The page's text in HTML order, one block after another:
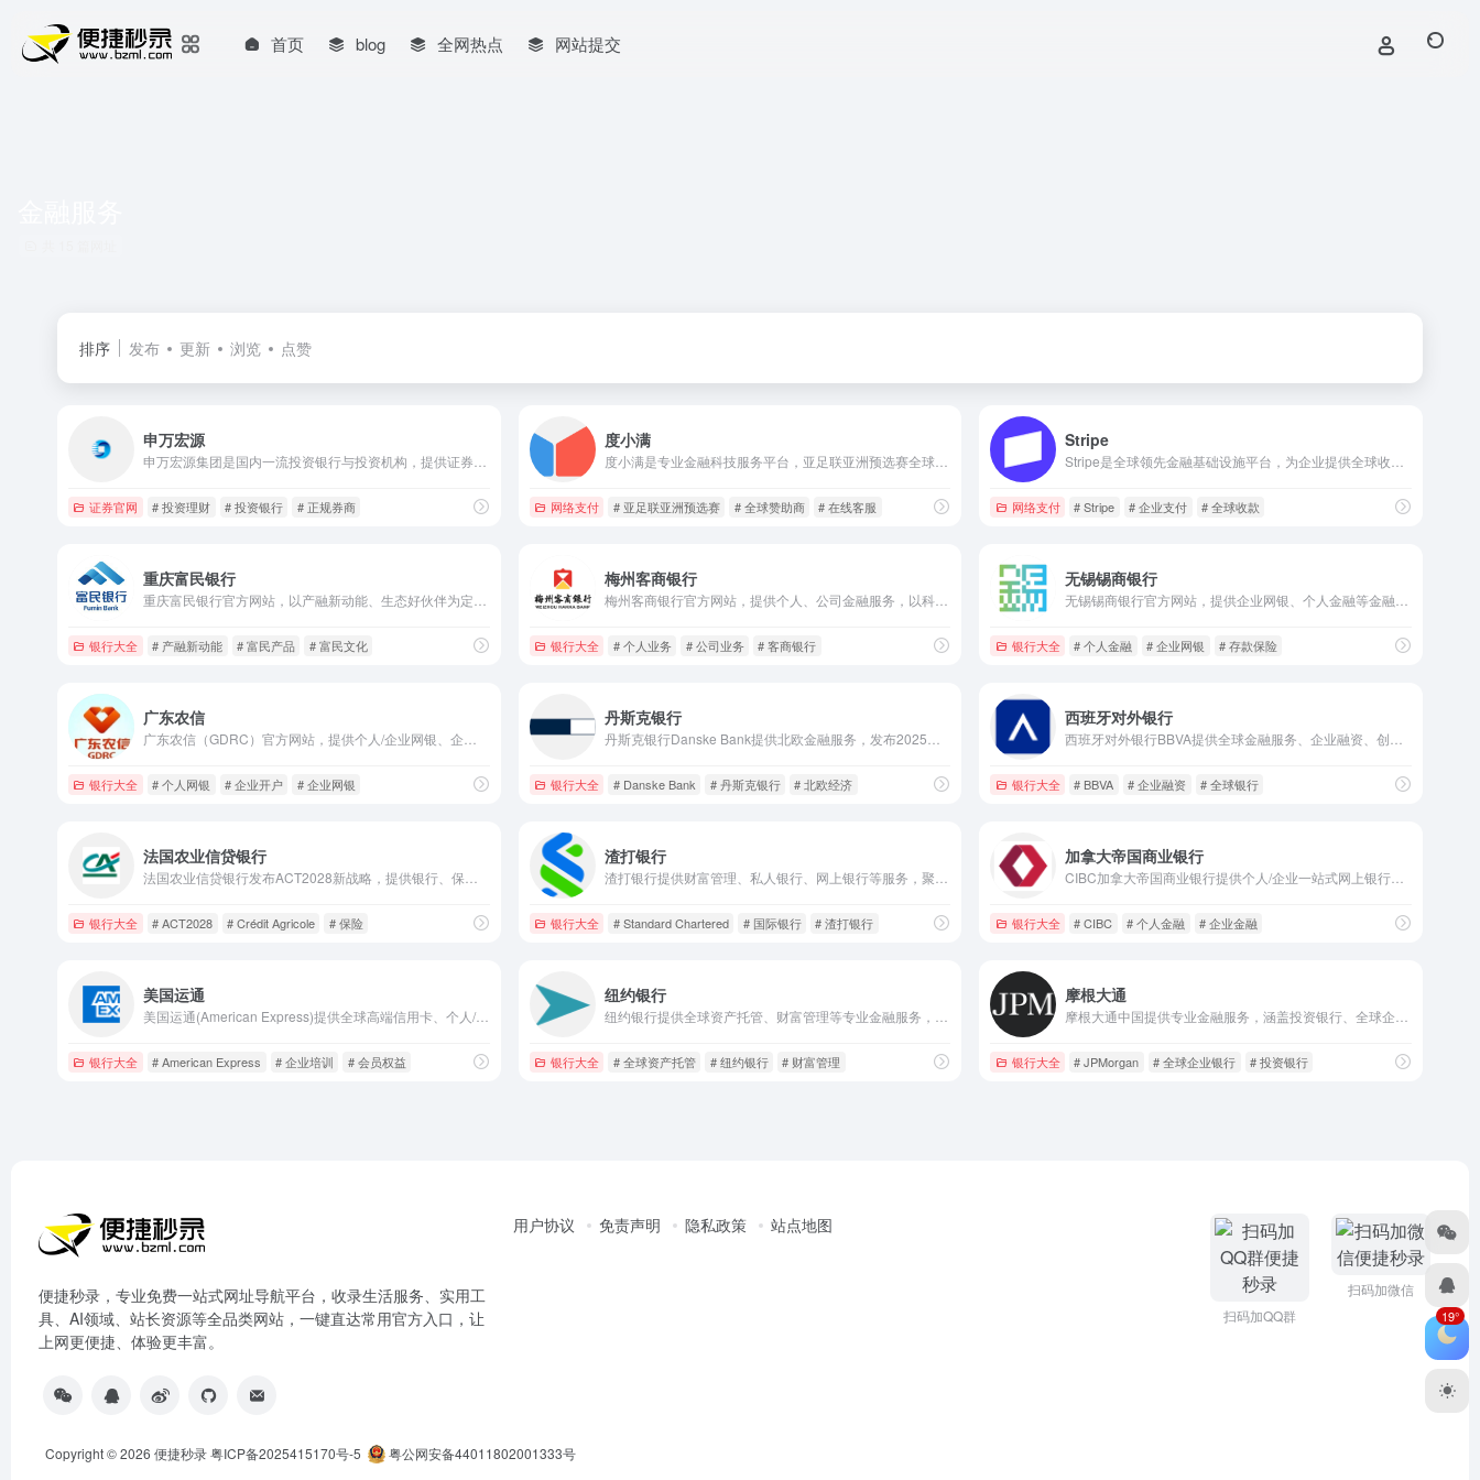
首页 blog 全网热点 网站提交
排序 发布 更新 浏览 点赞
申万宏源
证券官网 # 投资理财 # 投资银行 # 正规券商
度小满
度小满是专业金融科技服务平台，亚足联亚洲预选赛全球赞助商，提供安全便捷的金融服务，支持在线客服，助力用户与企业发展。
网络支付 # 亚足联亚洲预选赛 # 全球赞助商 # 在线客服
Stripe
网络支付 # Stripe # 企业支付 # 全球收款
重庆富民银行
银行大全 # 产融新动能 # 富民产品 # 富民文化
梅州客商银行
梅州客商银行官方网站，提供个人、公司金融服务，以科技赋能金融向善，打造客家特色新型价值银行，发布新闻公告等权威金融信息。
银行大全 # 个人业务 # 公司业务 # 客商银行
无锡锡商银行
银行大全 # 个人金融 # 企业网银 # 存款保险
广东农信
银行大全 # 个人网银 # 企业开户 # 企业网银
丹斯克银行
银行大全 # Danske Bank # 丹斯克银行 # 北欧经济
西班牙对外银行
银行大全 # BBVA # 企业融资 # 全球银行
法国农业信贷银行
银行大全 # ACT2028 # Crédit Agricole # 保险
渣打银行
银行大全 # Standard Chartered # 国际银行 # 渣打银行
加拿大帝国商业银行
银行大全 # CIBC # 个人金融 # 企业金融
美国运通
美国运通(American Express)提供全球高端信用卡、个人/企业金融服务，涵盖会员权益、商务支付、FICO评分，安全便捷管理账户。
银行大全 # American Express # 企业培训 # 会员权益
纽约银行
银行大全 # 全球资产托管 # 纽约银行 # 财富管理
摩根大通
银行大全 # JPMorgan # 全球企业银行 # 投资银行
便捷秒录，专业免费一站式网址导航平台，收录生活服务、实用工
具、AI领域、站长资源等全品类网站，一键直达常用官方入口，让
上网更便捷、体验更丰富。
用户协议 免责声明 隐私政策 站点地图
扫码加QQ群
扫码加微信
Copyright © 2026 便捷秒录粤ICP备2025415170号-5 粤公网安备44011802001333号
19°